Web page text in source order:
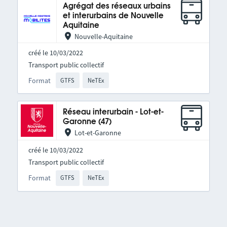
Agrégat des réseaux urbains
et interurbains de Nouvelle
Aquitaine
Nouvelle-Aquitaine
créé le 10/03/2022
Format GTFS NeTEx
Transport public collectif
Réseau interurbain - Lot-et-
Garonne (47)
Lot-et-Garonne
créé le 10/03/2022
Format GTFS NeTEx
Transport public collectif